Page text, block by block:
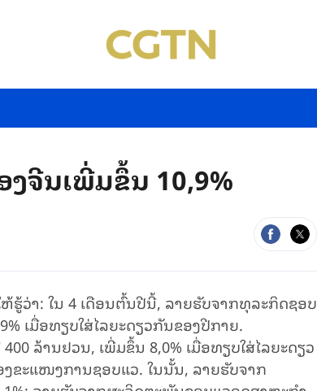
ຈີນ​​ເພີ່ມ​ຂຶ້ນ 10,9%
ຮູ້ວ່າ: ໃນ 4 ເດືອນຕົ້ນປີນີ້, ລາຍຮັບຈາກທຸລະກິດຊອບ
ເມື່ອທຽບໃສ່​ໄລ​ຍະ​ດຽວ​ກັນ​ຂອງ​ປີ​ກາຍ.
ລ້ານຢວນ, ເພີ່ມຂຶ້ນ 8,0% ເມື່ອທຽບໃສ່​ໄລ​ຍະ​ດຽວ​
ຂະ​ແໜງ​ການຊອບ​ແວ. ໃນນັ້ນ, ລາຍຮັບຈາກ